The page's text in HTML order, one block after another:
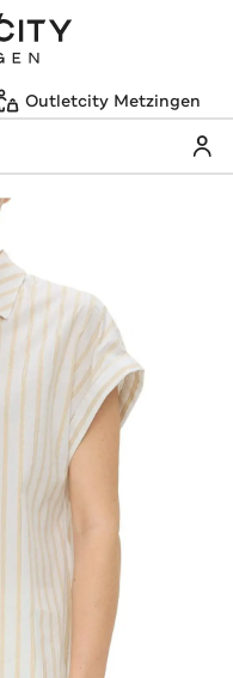
Outletcity Metzingen